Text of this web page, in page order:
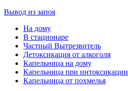
Вывод из запоя
На дому
В стационаре
Частный Вытрезвитель
Детоксикация от алкоголя
Капельница на дому
Капельница при интоксикации
Капельница от похмелья